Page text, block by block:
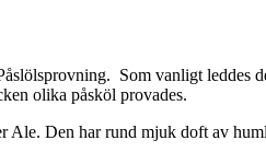
Som vanligt leddes
olika påsköl provades.
Ale. Den har rund mjuk doft av